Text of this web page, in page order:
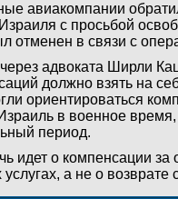
авиакомпании
с просьбой
отменен в связи с
адвоката Ширли
должно взять на
ориентироваться
в военное
период.
идет о компенсации
а не о возврате